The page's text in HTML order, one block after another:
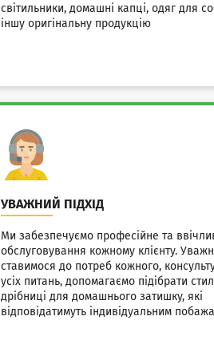
світильники, домашні капці, одяг для
іншу оригінальну продукцію
УВАЖНИЙ ПІДХІД
Ми забезпечуємо професійне та
обслуговування кожному клієнту.
ставимося до потреб кожного,
усіх питань, допомагаємо підібрати
дрібниці для домашнього затишку, які
відповідатимуть індивідуальним